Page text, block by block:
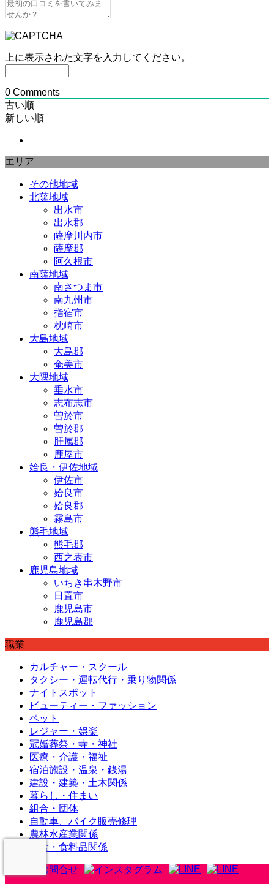
上に表示された文字を入力してください。
0 Comments
古い順
新しい順
エリア
その他地域
北薩地域
出水市
出水郡
薩摩川内市
薩摩郡
阿久根市
南薩地域
南さつま市
南九州市
指宿市
枕崎市
大島地域
大島郡
奄美市
大隅地域
垂水市
志布志市
曽於市
曽於郡
肝属郡
鹿屋市
姶良・伊佐地域
伊佐市
姶良市
姶良郡
霧島市
熊毛地域
熊毛郡
西之表市
鹿児島地域
いちき串木野市
日置市
鹿児島市
鹿児島郡
職業
カルチャー・スクール
タクシー・運転代行・乗り物関係
ナイトスポット
ビューティー・ファッション
ペット
レジャー・娯楽
冠婚葬祭・寺・神社
医療・介護・福祉
宿泊施設・温泉・銭湯
建設・建築・土木関係
暮らし・住まい
組合・団体
自動車、バイク販売修理
農林水産業関係
飲食・食料品関係